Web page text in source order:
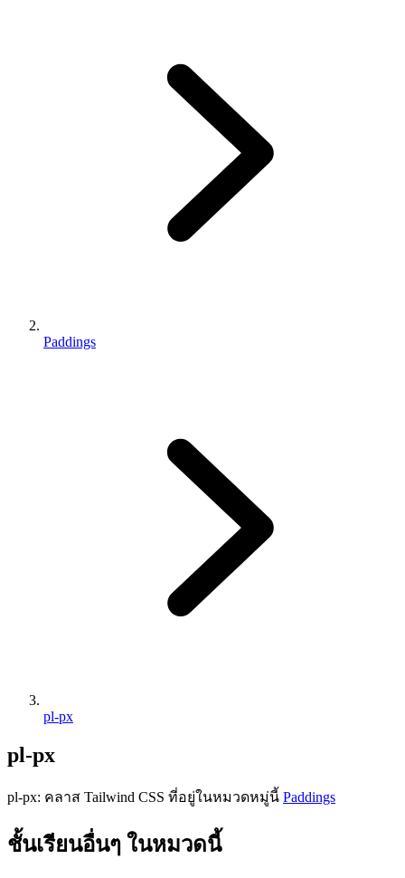
Paddings
pl-px
pl-px
pl-px: คลาส Tailwind CSS ที่อยู่ในหมวดหมู่นี้ Paddings
ชั้นเรียนอื่นๆ ในหมวดนี้